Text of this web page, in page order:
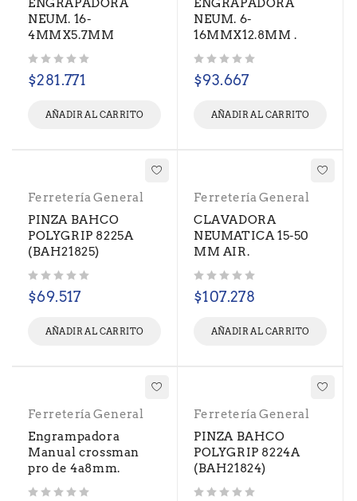
ENGRAPADORA
NEUM. 16-
4MMX5.7MM
$281.771
AÑADIR AL CARRITO
ENGRAPADORA
NEUM. 6-
16MMX12.8MM .
$93.667
AÑADIR AL CARRITO
Ferretería General
PINZA BAHCO
POLYGRIP 8225A
(BAH21825)
$69.517
AÑADIR AL CARRITO
Ferretería General
CLAVADORA
NEUMATICA 15-50
MM AIR.
$107.278
AÑADIR AL CARRITO
Ferretería General
Engrampadora
Manual crossman
pro de 4a8mm.
Ferretería General
PINZA BAHCO
POLYGRIP 8224A
(BAH21824)